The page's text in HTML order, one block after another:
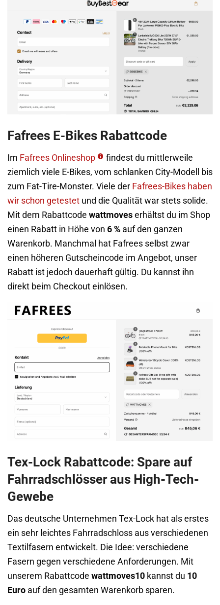
Fafrees E-Bikes Rabattcode
Im Fafrees Onlineshop
findest du mittlerweile
ziemlich viele E-Bikes, vom schlanken City-Modell bis
zum Fat-Tire-Monster. Viele der Fafrees-Bikes haben
wir schon getestet und die Qualität war stets solide.
Mit dem Rabattcode wattmoves erhältst du im Shop
einen Rabatt in Höhe von 6 % auf den ganzen
Warenkorb. Manchmal hat Fafrees selbst zwar
einen höheren Gutscheincode im Angebot, unser
Rabatt ist jedoch dauerhaft gültig. Du kannst ihn
direkt beim Checkout einlösen.
Tex-Lock Rabattcode: Spare auf
Fahrradschlösser aus High-Tech-
Gewebe
Das deutsche Unternehmen Tex-Lock hat als erstes
ein sehr leichtes Fahrradschloss aus verschiedenen
Textilfasern entwickelt. Die Idee: verschiedene
Fasern gegen verschiedene Anforderungen. Mit
unserem Rabattcode wattmoves10 kannst du 10
Euro auf den gesamten Warenkorb sparen.